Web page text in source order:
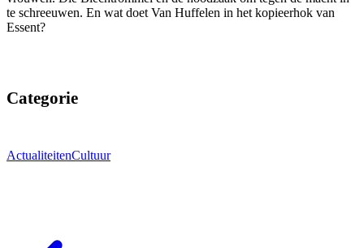
te schreeuwen. En wat doet Van Huffelen in het kopieerhok van
Essent?
Categorie
ActualiteitenCultuur